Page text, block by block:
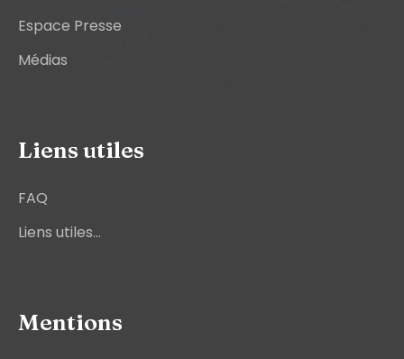
Espace Presse
Médias
Liens utiles
FAQ
Liens utiles...
Mentions